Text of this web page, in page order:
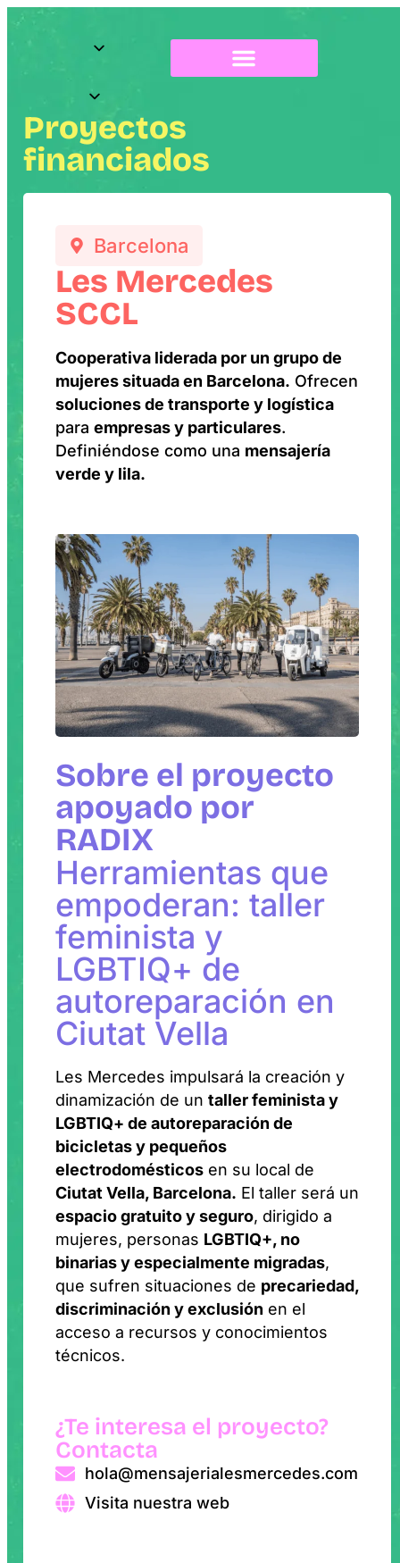
Proyectos
financiados
Barcelona
Les Mercedes
SCCL
Cooperativa liderada por un grupo de
mujeres situada en Barcelona. Ofrecen
soluciones de transporte y logística
para empresas y particulares.
Definiéndose como una mensajería
verde y lila.
Sobre el proyecto
apoyado por
RADIX
Herramientas que
empoderan: taller
feminista y
LGBTIQ+ de
autoreparación en
Ciutat Vella
Les Mercedes impulsará la creación y
dinamización de un taller feminista y
LGBTIQ+ de autoreparación de
bicicletas y pequeños
electrodomésticos en su local de
Ciutat Vella, Barcelona. El taller será un
espacio gratuito y seguro, dirigido a
mujeres, personas LGBTIQ+, no
binarias y especialmente migradas,
que sufren situaciones de precariedad,
discriminación y exclusión en el
acceso a recursos y conocimientos
técnicos.
¿Te interesa el proyecto?
Contacta
hola@mensajerialesmercedes.com
Visita nuestra web